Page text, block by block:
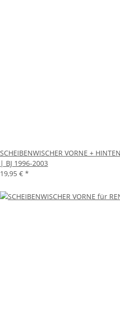
SCHEIBENWISCHER VORNE +
| BJ 1996-2003
19,95 € *